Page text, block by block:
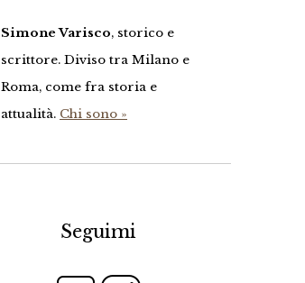
Simone Varisco, storico e
scrittore. Diviso tra Milano e
Roma, come fra storia e
attualità. Chi sono »
Seguimi